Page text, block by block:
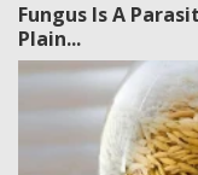
Fungus Is A
Plain...